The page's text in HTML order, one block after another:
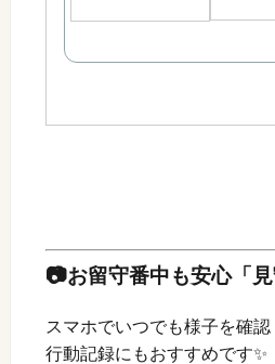
📷お留守番中も安心「見
スマホでいつでも様子を確認
行動記録にもおすすめです✨